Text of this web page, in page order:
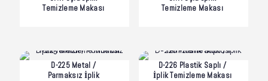
Temizleme Makası
Temizleme Makası
D-225 Metal /
Parmaksız İplik
D-226 Plastik Saplı /
İplik Temizleme Makası